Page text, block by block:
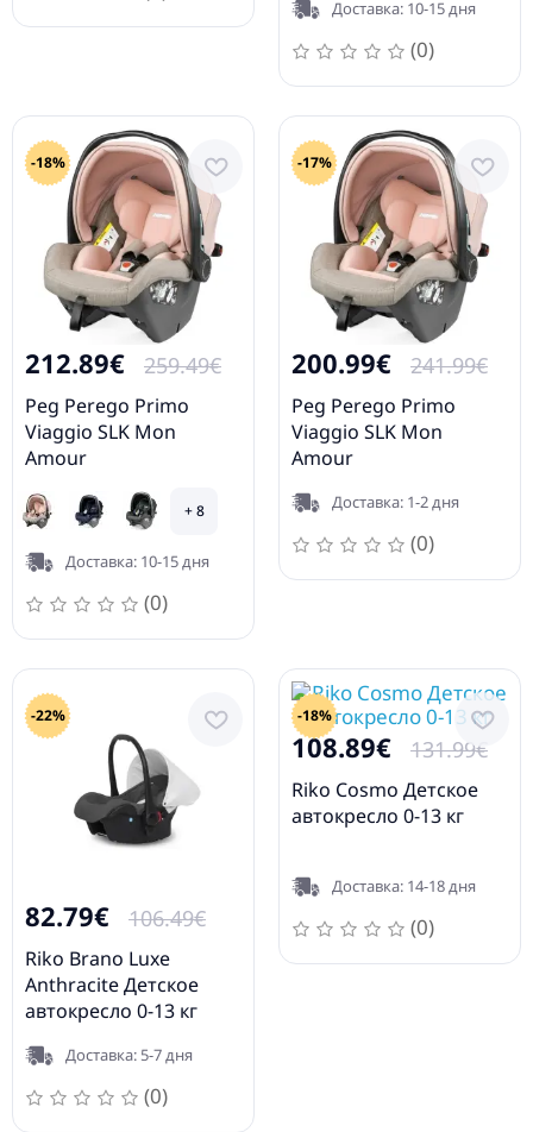
Доставка: 10-15 дня
(0)
-18%
212.89€ 259.49€
Peg Perego Primo
Viaggio SLK Mon
Amour
Детское автокресло 0-
13 кг
+ 8
Доставка: 10-15 дня
(0)
-17%
200.99€ 241.99€
Peg Perego Primo
Viaggio SLK Mon
Amour
Детское автокресло 0-
13 кг
Доставка: 1-2 дня
(0)
-22%
82.79€ 106.49€
Riko Brano Luxe
Anthracite Детское
автокресло 0-13 кг
Доставка: 5-7 дня
(0)
-18%
108.89€ 131.99€
Riko Cosmo Детское
автокресло 0-13 кг
Доставка: 14-18 дня
(0)